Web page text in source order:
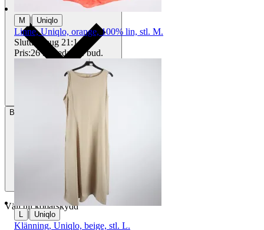
Betalning Via Tradera
Välj till köparskydd
M | Uniqlo
Linne, Uniqlo, orange, 100% lin, stl. M.
Sluttid
9 aug 21:14
Pris:26 kr Ledande bud.
| Uniqlo
Klänning, Uniqlo, beige, stl. L.